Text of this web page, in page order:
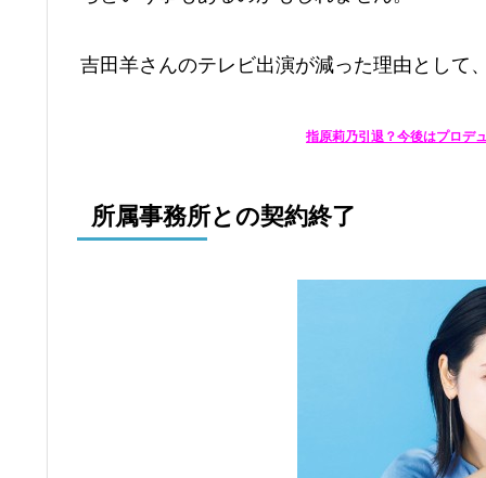
吉田羊さんのテレビ出演が減った理由として
指原莉乃引退？​​今後はプロデ
所属事務所との契約終了